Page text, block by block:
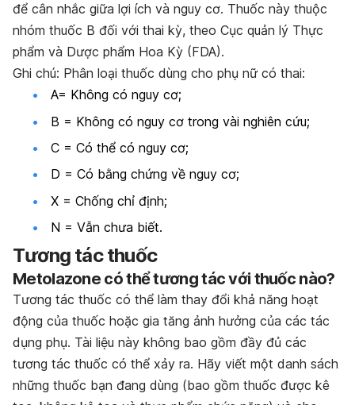
để cân nhắc giữa lợi ích và nguy cơ. Thuốc này thuộc
nhóm thuốc B đối với thai kỳ, theo Cục quản lý Thực
phẩm và Dược phẩm Hoa Kỳ (FDA).
Ghi chú: Phân loại thuốc dùng cho phụ nữ có thai:
A= Không có nguy cơ;
B = Không có nguy cơ trong vài nghiên cứu;
C = Có thể có nguy cơ;
D = Có bằng chứng về nguy cơ;
X = Chống chỉ định;
N = Vẫn chưa biết.
Tương tác thuốc
Metolazone có thể tương tác với thuốc nào?
Tương tác thuốc có thể làm thay đổi khả năng hoạt
động của thuốc hoặc gia tăng ảnh hưởng của các tác
dụng phụ. Tài liệu này không bao gồm đầy đủ các
tương tác thuốc có thể xảy ra. Hãy viết một danh sách
những thuốc bạn đang dùng (bao gồm thuốc được kê